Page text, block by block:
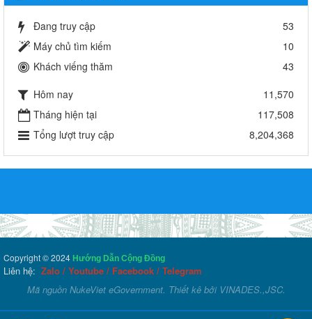
Đang truy cập
53
Máy chủ tìm kiếm
10
Khách viếng thăm
43
Hôm nay
11,570
Tháng hiện tại
117,508
Tổng lượt truy cập
8,204,368
Copyright © 2024 Hướng Dẫn Cộng Đồng
Liên hệ: Zalo / Youtube / Facebook / Telegram
Mã nguồn NukeViet eGovernment. Thiết kê bởi VINADES.,JSC.